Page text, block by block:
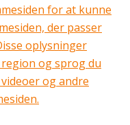
for at kunne
der passer
oplysninger
og sprog du
og andre